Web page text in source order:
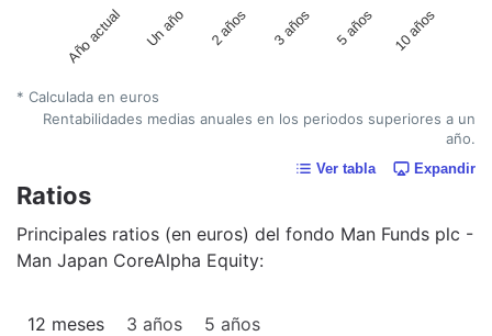
Año actual Un año 2 años 3 años 5 años 10 años
* Calculada en euros
Rentabilidades medias anuales en los periodos superiores a un
año.
Ver tabla Expandir
Ratios
Principales ratios (en euros) del fondo Man Funds plc -
Man Japan CoreAlpha Equity:
12 meses 3 años 5 años